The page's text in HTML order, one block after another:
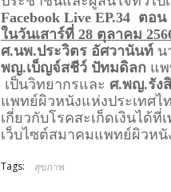
Facebook Live EP.34 ตอน
ในวันเสาร์ที่ 28 ตุลาคม
ศ.นพ.ประวิตร อัศวานันท์ น
พญ.เบ็ญจ์สชีว์ ปัทมดิลก
เป็นวิทยากรและ ศ.พญ.รัง
แพทย์ผิวหนังแห่งประเทศไ
เกี่ยวกับโรคสะเก็ดเงินได้ที่เ
เว็บไซต์สมาคมแพทย์ผิวหนั
Tags: สุขภาพ